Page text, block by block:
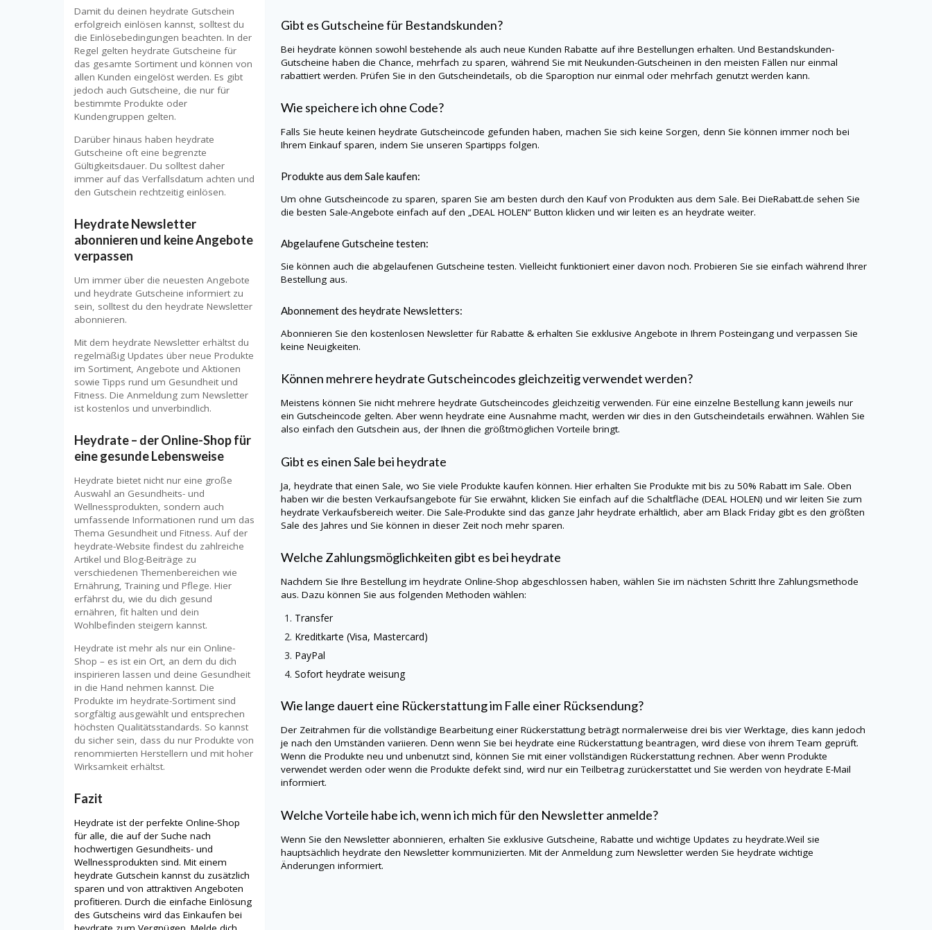
Gibt es Gutscheine für Bestandskunden?
Beiheydratekönnen sowohl bestehende als auch neue Kunden Rabatte auf ihre Bestellungen erhalten. Und Bestandskunden-
Gutscheine haben die Chance, mehrfach zu sparen, während Sie mit Neukunden-Gutscheinen in den meisten Fällen nur einmal
rabattiert werden. Prüfen Sie in den Gutscheindetails, ob die Sparoption nur einmal oder mehrfach genutzt werden kann.
Wie speichere ich ohne Code?
Falls Sie heute keinenheydrateGutscheincode gefunden haben, machen Sie sich keine Sorgen, denn Sie können immer noch bei
Ihrem Einkauf sparen, indem Sie unseren Spartipps folgen.
Produkte aus dem Sale kaufen:
Um ohne Gutscheincode zu sparen, sparen Sie am besten durch den Kauf von Produkten aus dem Sale. BeiDieRabatt.de sehen Sie
die besten Sale-Angebote einfach auf den „DEAL HOLEN“ Button klicken und wir leiten es anheydrateweiter.
Abgelaufene Gutscheine testen:
Sie können auch die abgelaufenen Gutscheine testen. Vielleicht funktioniert einer davon noch. Probieren Sie sie einfach während Ihrer
Bestellung aus.
Abonnement desheydrate Newsletters:
Abonnieren Sie den kostenlosen Newsletter für Rabatte & erhalten Sie exklusive Angebote in Ihrem Posteingang und verpassen Sie
keine Neuigkeiten.
Können mehrere heydrate Gutscheincodes gleichzeitig verwendet werden?
Meistens können Sie nicht mehrereheydrateGutscheincodes gleichzeitig verwenden. Für eine einzelne Bestellung kann jeweils nur
ein Gutscheincode gelten. Aber wenn heydrate eine Ausnahme macht, werden wir dies in den Gutscheindetails erwähnen. Wählen Sie
also einfach den Gutschein aus, der Ihnen die größtmöglichen Vorteile bringt.
Gibt es einen Sale bei heydrate
Ja,heydratethat einen Sale, wo Sie viele Produkte kaufen können. Hier erhalten Sie Produkte mit bis zu 50% Rabatt im Sale. Oben
haben wir die besten Verkaufsangebote für Sie erwähnt, klicken Sie einfach auf die Schaltfläche (DEAL HOLEN) und wir leiten Sie zum
heydrateVerkaufsbereich weiter. Die Sale-Produkte sind das ganze Jahrheydrateerhältlich, aber am Black Friday gibt es den größten
Sale des Jahres und Sie können in dieser Zeit noch mehr sparen.
Welche Zahlungsmöglichkeiten gibt es bei heydrate
Nachdem Sie Ihre Bestellung imheydrateOnline-Shop abgeschlossen haben, wählen Sie im nächsten Schritt Ihre Zahlungsmethode
aus. Dazu können Sie aus folgenden Methoden wählen:
Transfer
Kreditkarte (Visa, Mastercard)
PayPal
Sofortheydrateweisung
Wie lange dauert eine Rückerstattung im Falle einer Rücksendung?
Der Zeitrahmen für die vollständige Bearbeitung einer Rückerstattung beträgt normalerweise drei bis vier Werktage, dies kann jedoch
je nach den Umständen variieren. Denn wenn Sie beiheydrateeine Rückerstattung beantragen, wird diese von ihrem Team geprüft.
Wenn die Produkte neu und unbenutzt sind, können Sie mit einer vollständigen Rückerstattung rechnen. Aber wenn Produkte
verwendet werden oder wenn die Produkte defekt sind, wird nur ein Teilbetrag zurückerstattet und Sie werden vonheydrateE-Mail
informiert.
Welche Vorteile habe ich, wenn ich mich für den Newsletter anmelde?
Wenn Sie den Newsletter abonnieren, erhalten Sie exklusive Gutscheine, Rabatte und wichtige Updates zuheydrate.Weil sie
hauptsächlichheydrateden Newsletter kommunizierten. Mit der Anmeldung zum Newsletter werden Sieheydratewichtige
Änderungen informiert.
Damit du deinen heydrate Gutschein
erfolgreich einlösen kannst, solltest du
die Einlösebedingungen beachten. In der
Regel gelten heydrate Gutscheine für
das gesamte Sortiment und können von
allen Kunden eingelöst werden. Es gibt
jedoch auch Gutscheine, die nur für
bestimmte Produkte oder
Kundengruppen gelten.
Darüber hinaus haben heydrate
Gutscheine oft eine begrenzte
Gültigkeitsdauer. Du solltest daher
immer auf das Verfallsdatum achten und
den Gutschein rechtzeitig einlösen.
Heydrate Newsletter
abonnieren und keine Angebote
verpassen
Um immer über die neuesten Angebote
und heydrate Gutscheine informiert zu
sein, solltest du den heydrate Newsletter
abonnieren.
Mit dem heydrate Newsletter erhältst du
regelmäßig Updates über neue Produkte
im Sortiment, Angebote und Aktionen
sowie Tipps rund um Gesundheit und
Fitness. Die Anmeldung zum Newsletter
ist kostenlos und unverbindlich.
Heydrate – der Online-Shop für
eine gesunde Lebensweise
Heydrate bietet nicht nur eine große
Auswahl an Gesundheits- und
Wellnessprodukten, sondern auch
umfassende Informationen rund um das
Thema Gesundheit und Fitness. Auf der
heydrate-Website findest du zahlreiche
Artikel und Blog-Beiträge zu
verschiedenen Themenbereichen wie
Ernährung, Training und Pflege. Hier
erfährst du, wie du dich gesund
ernähren, fit halten und dein
Wohlbefinden steigern kannst.
Heydrate ist mehr als nur ein Online-
Shop – es ist ein Ort, an dem du dich
inspirieren lassen und deine Gesundheit
in die Hand nehmen kannst. Die
Produkte im heydrate-Sortiment sind
sorgfältig ausgewählt und entsprechen
höchsten Qualitätsstandards. So kannst
du sicher sein, dass du nur Produkte von
renommierten Herstellern und mit hoher
Wirksamkeit erhältst.
Fazit
Heydrate ist der perfekte Online-Shop
für alle, die auf der Suche nach
hochwertigen Gesundheits- und
Wellnessprodukten sind. Mit einem
heydrate Gutschein kannst du zusätzlich
sparen und von attraktiven Angeboten
profitieren. Durch die einfache Einlösung
des Gutscheins wird das Einkaufen bei